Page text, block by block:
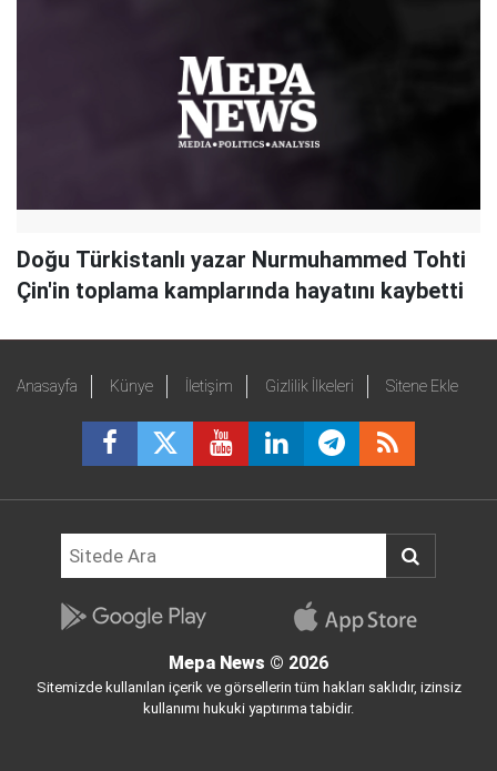
Doğu Türkistanlı yazar Nurmuhammed Tohti
Çin'in toplama kamplarında hayatını kaybetti
Anasayfa Künye İletişim Gizlilik İlkeleri Sitene Ekle
Mepa News © 2026
Sitemizde kullanılan içerik ve görsellerin tüm hakları saklıdır, izinsiz
kullanımı hukuki yaptırıma tabidir.